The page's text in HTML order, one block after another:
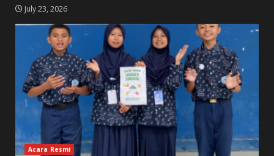
July 23, 2026
Acara Resmi